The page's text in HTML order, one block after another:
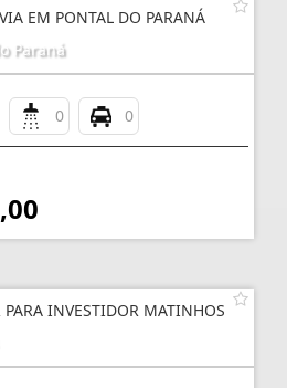
EM PONTAL DO PARANÁ
Paraná
0 0
INVESTIDOR MATINHOS